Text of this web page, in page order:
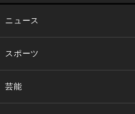
ニュース
スポーツ
芸能